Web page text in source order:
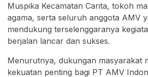
Muspika Kecamatan Carita, tokoh
agama, serta seluruh anggota AMV
mendukung terselenggaranya
berjalan lancar dan sukses.
Menurutnya, dukungan masyarakat
kekuatan penting bagi PT AMV